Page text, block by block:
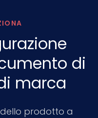
di
marca
prodotto a